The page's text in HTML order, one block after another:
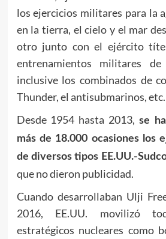
los ejercicios militares para la
en la tierra, el cielo y el mar
otro junto con el ejército
entrenamientos militares
inclusive los combinados de
Thunder, el antisubmarinos, etc.
Desde 1954 hasta 2013, se
más de 18.000 ocasiones los
de diversos tipos EE.UU.-
que no dieron publicidad.
Cuando desarrollaban Ulji
2016, EE.UU. movilizó
estratégicos nucleares como